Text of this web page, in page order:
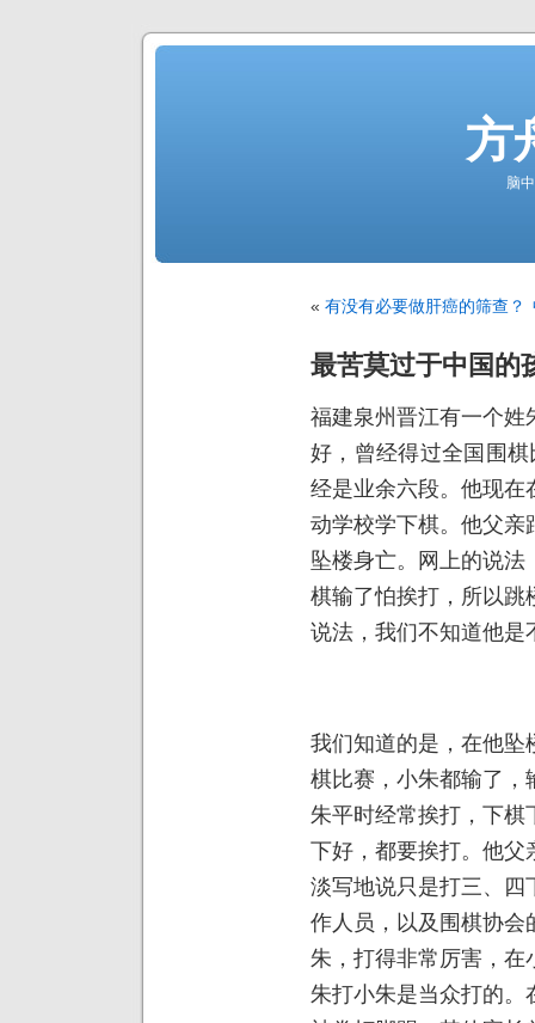
方
脑
« 有没有必要做肝癌的筛查？
最苦莫过于中国的
福建泉州晋江有一个姓
好，曾经得过全国围
经是业余六段。他现在
动学校学下棋。他父亲
坠楼身亡。网上的说
棋输了怕挨打，所以跳
说法，我们不知道他是
我们知道的是，在他坠
棋比赛，小朱都输了，
朱平时经常挨打，下棋
下好，都要挨打。他父
淡写地说只是打三、四
作人员，以及围棋协会
朱，打得非常厉害，在
朱打小朱是当众打的。